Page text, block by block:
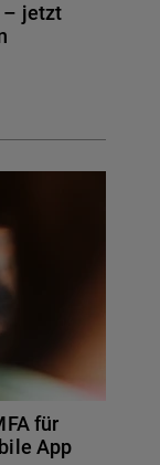
– jetzt
für
App